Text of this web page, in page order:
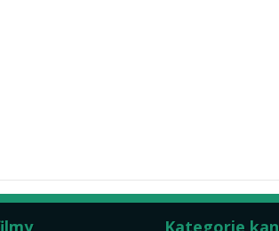
Kategorie